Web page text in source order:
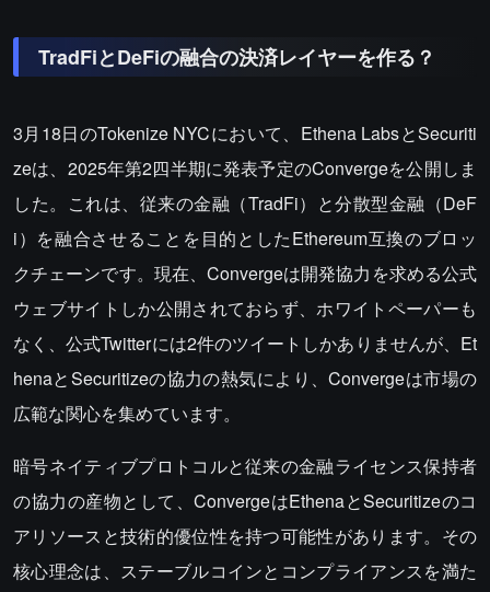
TradFiとDeFiの融合の決済レイヤーを作る？
3月18日のTokenize NYCにおいて、Ethena LabsとSecuriti
zeは、2025年第2四半期に発表予定のConvergeを公開しま
した。これは、従来の金融（TradFi）と分散型金融（DeF
i）を融合させることを目的としたEthereum互換のブロッ
クチェーンです。現在、Convergeは開発協力を求める公式
ウェブサイトしか公開されておらず、ホワイトペーパーも
なく、公式Twitterには2件のツイートしかありませんが、Et
henaとSecuritizeの協力の熱気により、Convergeは市場の
広範な関心を集めています。
暗号ネイティブプロトコルと従来の金融ライセンス保持者
の協力の産物として、ConvergeはEthenaとSecuritizeのコ
アリソースと技術的優位性を持つ可能性があります。その
核心理念は、ステーブルコインとコンプライアンスを満た